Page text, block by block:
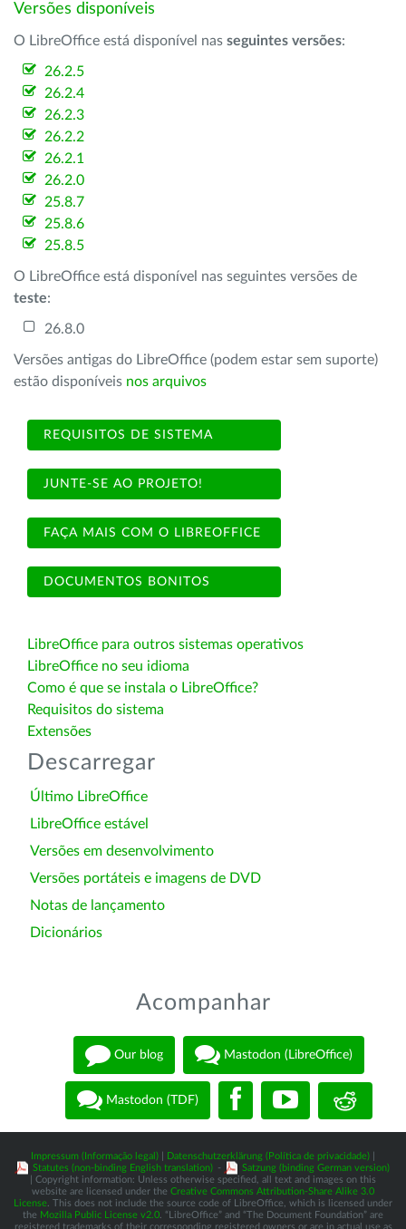
Versões disponíveis
O LibreOffice está disponível nas seguintes versões:
26.2.5
26.2.4
26.2.3
26.2.2
26.2.1
26.2.0
25.8.7
25.8.6
25.8.5
O LibreOffice está disponível nas seguintes versões de
teste:
26.8.0
Versões antigas do LibreOffice (podem estar sem suporte)
estão disponíveis nos arquivos
REQUISITOS DE SISTEMA
JUNTE-SE AO PROJETO!
FAÇA MAIS COM O LIBREOFFICE
DOCUMENTOS BONITOS
LibreOffice para outros sistemas operativos
LibreOffice no seu idioma
Como é que se instala o LibreOffice?
Requisitos do sistema
Extensões
Descarregar
Último LibreOffice
LibreOffice estável
Versões em desenvolvimento
Versões portáteis e imagens de DVD
Notas de lançamento
Dicionários
Acompanhar
Our blog Mastodon (LibreOffice)
Mastodon (TDF)
Impressum (Informação legal) Datenschutzerklärung (Política de privacidade)
Statutes (non-binding English translation) -
Satzung (binding German version)
| Copyright information: Unless otherwise specified, all text and images on this
website are licensed under the Creative Commons Attribution-Share Alike 3.0
License . This does not include the source code of LibreOffice, which is licensed under
the Mozilla Public License v2.0 . “LibreOffice” and “The Document Foundation” are
registered trademarks of their corresponding registered owners or are in actual use as